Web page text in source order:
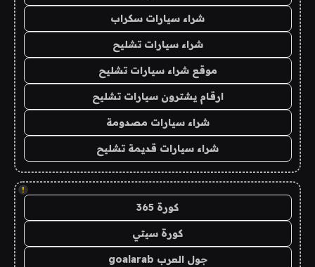
شراء سيارات سكراب
شراء سيارات تشليح
موقع شراء سيارات تشليح
ارقام يشترون سيارات تشليح
شراء سيارات مصدومة
شراء سيارات قديمة تشليح
!
كورة 365
كورة سيتي
جول العرب goalarab